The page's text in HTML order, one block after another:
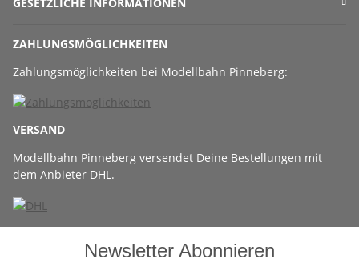
ZAHLUNGSMÖGLICHKEITEN
Zahlungsmöglichkeiten bei Modellbahn Pinneberg:
VERSAND
Modellbahn Pinneberg versendet Deine Bestellungen mit
dem Anbieter DHL.
Newsletter Abonnieren